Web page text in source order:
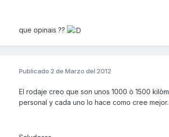
que opinais ??
Publicado 2 de Marzo del 2012
El rodaje creo que son unos 1000 ò 1500
personal y cada uno lo hace como cree mejor..